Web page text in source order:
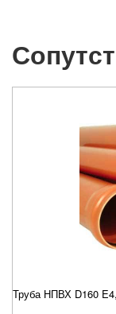
Труба НПВХ D160